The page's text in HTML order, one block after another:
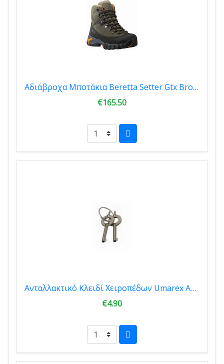
Αδιάβροχα Μποτάκια Beretta Setter Gtx Brown 14322
€165.50
Ανταλλακτικό Κλειδί Χειροπέδων Umarex ARD
€4.90